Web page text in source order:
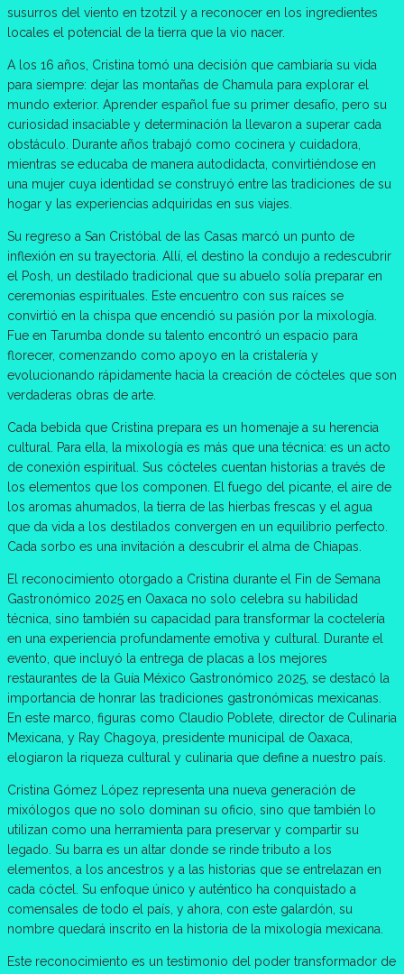
susurros del viento en tzotzil y a reconocer en los ingredientes
locales el potencial de la tierra que la vio nacer.
A los 16 años, Cristina tomó una decisión que cambiaría su vida
para siempre: dejar las montañas de Chamula para explorar el
mundo exterior. Aprender español fue su primer desafío, pero su
curiosidad insaciable y determinación la llevaron a superar cada
obstáculo. Durante años trabajó como cocinera y cuidadora,
mientras se educaba de manera autodidacta, convirtiéndose en
una mujer cuya identidad se construyó entre las tradiciones de su
hogar y las experiencias adquiridas en sus viajes.
Su regreso a San Cristóbal de las Casas marcó un punto de
inflexión en su trayectoria. Allí, el destino la condujo a redescubrir
el Posh, un destilado tradicional que su abuelo solía preparar en
ceremonias espirituales. Este encuentro con sus raíces se
convirtió en la chispa que encendió su pasión por la mixología.
Fue en Tarumba donde su talento encontró un espacio para
florecer, comenzando como apoyo en la cristalería y
evolucionando rápidamente hacia la creación de cócteles que son
verdaderas obras de arte.
Cada bebida que Cristina prepara es un homenaje a su herencia
cultural. Para ella, la mixología es más que una técnica: es un acto
de conexión espiritual. Sus cócteles cuentan historias a través de
los elementos que los componen. El fuego del picante, el aire de
los aromas ahumados, la tierra de las hierbas frescas y el agua
que da vida a los destilados convergen en un equilibrio perfecto.
Cada sorbo es una invitación a descubrir el alma de Chiapas.
El reconocimiento otorgado a Cristina durante el Fin de Semana
Gastronómico 2025 en Oaxaca no solo celebra su habilidad
técnica, sino también su capacidad para transformar la coctelería
en una experiencia profundamente emotiva y cultural. Durante el
evento, que incluyó la entrega de placas a los mejores
restaurantes de la Guía México Gastronómico 2025, se destacó la
importancia de honrar las tradiciones gastronómicas mexicanas.
En este marco, figuras como Claudio Poblete, director de Culinaria
Mexicana, y Ray Chagoya, presidente municipal de Oaxaca,
elogiaron la riqueza cultural y culinaria que define a nuestro país.
Cristina Gómez López representa una nueva generación de
mixólogos que no solo dominan su oficio, sino que también lo
utilizan como una herramienta para preservar y compartir su
legado. Su barra es un altar donde se rinde tributo a los
elementos, a los ancestros y a las historias que se entrelazan en
cada cóctel. Su enfoque único y auténtico ha conquistado a
comensales de todo el país, y ahora, con este galardón, su
nombre quedará inscrito en la historia de la mixología mexicana.
Este reconocimiento es un testimonio del poder transformador de